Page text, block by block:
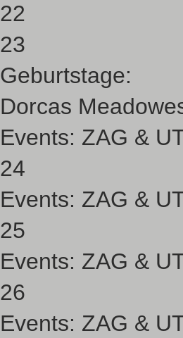
22
23
Geburtstage:
Dorcas
Events: ZAG &
24
Events: ZAG &
25
Events: ZAG &
26
Events: ZAG &